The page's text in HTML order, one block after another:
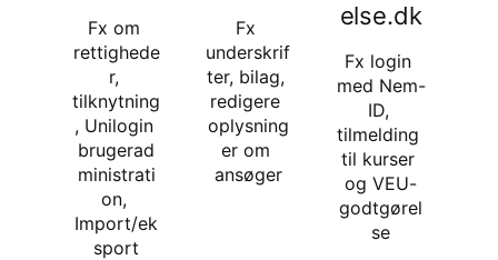
Fx om
rettighede
r,
tilknytning
, Unilogin
brugerad
ministrati
on,
Import/ek
sport
Fx
underskrif
ter, bilag,
redigere
oplysning
er om
ansøger
else.dk
Fx login
med Nem-
ID,
tilmelding
til kurser
og VEU-
godtgørel
se